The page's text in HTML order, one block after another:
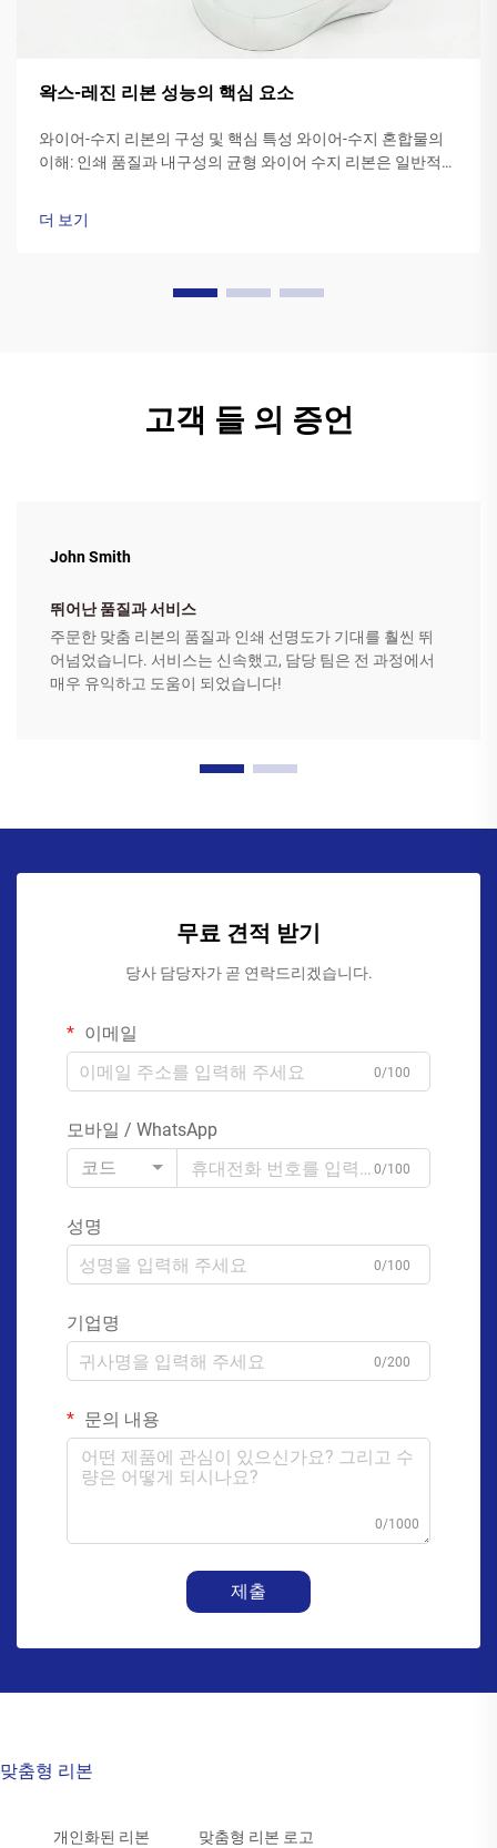
왁스-레진 리본 성능의 핵심 요소
와이어-수지 리본의 구성 및 핵심 특성 와이어-수지 혼합물의
이해: 인쇄 품질과 내구성의 균형 와이어 수지 리본은 일반적으
더 보기
고객 들 의 증언
John Smith
뛰어난 품질과 서비스
주문한 맞춤 리본의 품질과 인쇄 선명도가 기대를 훨씬 뛰
어넘었습니다. 서비스는 신속했고, 담당 팀은 전 과정에서
매우 유익하고 도움이 되었습니다!
무료 견적 받기
당사 담당자가 곧 연락드리겠습니다.
이메일
0/100
모바일 / WhatsApp
코드
0/100
성명
0/100
기업명
0/200
문의 내용
0/1000
제출
맞춤형 리본
개인화된 리본 맞춤형 리본 로고